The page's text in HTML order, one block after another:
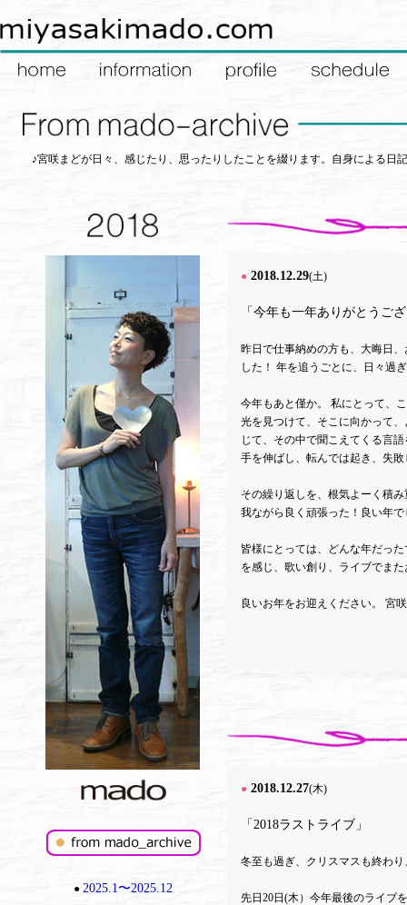
♪宮咲まどが日々、感じたり、思ったりしたことを綴ります。自身による日
● 2025.1〜2025.12
● 2018.12.29(土)
「今年も一年ありがとうご
昨日で仕事納めの方も、大晦日
した！ 年を追うごとに、日々過
今年もあと僅か。 私にとって、
光を見つけて、そこに向かって
じて、その中で聞こえてくる言
手を伸ばし、転んでは起き、失
その繰り返しを、根気よーく積
我ながら良く頑張った！良い年で
皆様にとっては、どんな年だっ
を感じ、歌い創り、ライブでま
良いお年をお迎えください。 宮
● 2018.12.27(木)
「2018ラストライブ」
冬至も過ぎ、クリスマスも終わ
先日20日(木）今年最後のライ